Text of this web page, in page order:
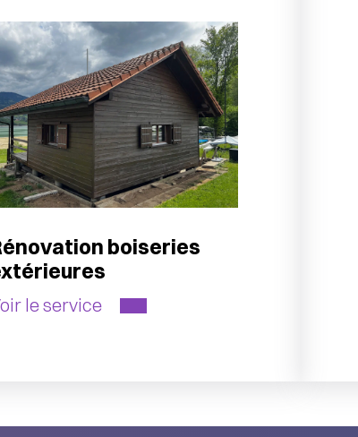
boiseries
le service